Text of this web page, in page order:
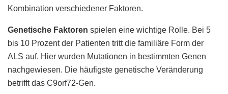
Kombination verschiedener Faktoren.
Genetische Faktoren spielen eine wichtige Rolle. Bei 5
bis 10 Prozent der Patienten tritt die familiäre Form der
ALS auf. Hier wurden Mutationen in bestimmten Genen
nachgewiesen. Die häufigste genetische Veränderung
betrifft das C9orf72-Gen.